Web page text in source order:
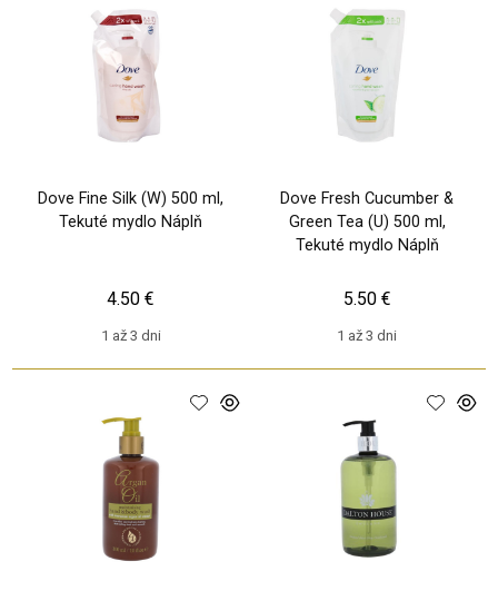
Dove Fine Silk (W) 500 ml,
Tekuté mydlo Náplň
1 až 3 dni
4.50 €
Dove Fresh Cucumber &
Green Tea (U) 500 ml,
Tekuté mydlo Náplň
1 až 3 dni
5.50 €